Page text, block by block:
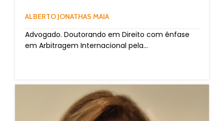
ALBERTO JONATHAS MAIA
Advogado. Doutorando em Direito com ênfase
em Arbitragem Internacional pela...